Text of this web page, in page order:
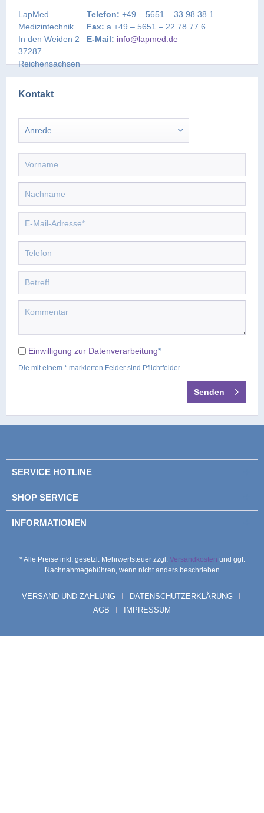
LapMed
Medizintechnik
In den Weiden 2
37287
Reichensachsen
Telefon: +49 – 5651 – 33 98 38 1
Fax: a +49 – 5651 – 22 78 77 6
E-Mail: info@lapmed.de
Kontakt
Einwilligung zur Datenverarbeitung*
Die mit einem * markierten Felder sind Pflichtfelder.
Senden
SERVICE HOTLINE
SHOP SERVICE
INFORMATIONEN
* Alle Preise inkl. gesetzl. Mehrwertsteuer zzgl. Versandkosten und ggf.
Nachnahmegebühren, wenn nicht anders beschrieben
VERSAND UND ZAHLUNG
DATENSCHUTZERKLÄRUNG
AGB
IMPRESSUM